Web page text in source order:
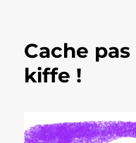
Cache
kiffe !